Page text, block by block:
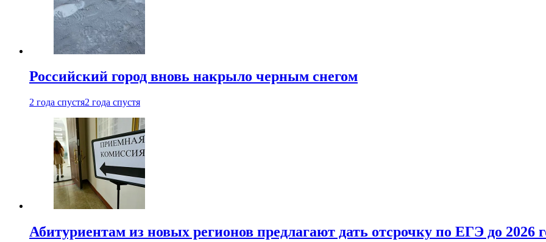
Российский город вновь накрыло черным снегом
2 года спустя2 года спустя
Абитуриентам из новых регионов предлагают дать отсрочку по ЕГЭ до 2026